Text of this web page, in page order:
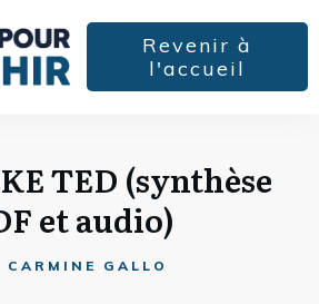
Revenir à
l'accueil
TED (synthèse
et audio)
CARMINE GALLO